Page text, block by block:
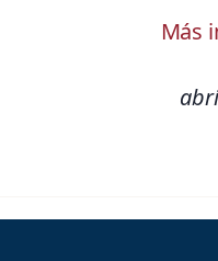
Más